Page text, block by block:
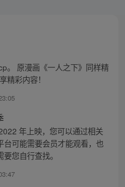
。 原漫画《一人之下》同样精
精彩内容！
年上映，您可以通过相关
台可能需要会员才能观看，也
您自行查找。